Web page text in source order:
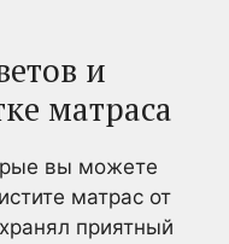
и
матраса
вы можете
матрас от
приятный